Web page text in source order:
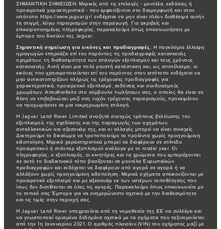
ΣΗΜΑΝΤΙΚΗ ΣΗΜΕΙΩΣΗ: Μερικές από τις επιλογές - μοντέλα, εκδόσεις ή
προαιρετικά χαρακτηριστικά - που εμφανίζονται στο διαμορφωτή και στον
ιστότοπο https://www.jaguar.gr/ ενδέχεται να μην είναι πλέον διαθέσιμα αυτήν
τη στιγμή, λόγω περιορισμών στην παραγωγή. Για ακριβείς και
επικαιροποιημένες πληροφορίες, παρακαλούμε όπως επικοινωνήσετε με
έμπορο του δικτύου της Jaguar.
Σημαντική σημείωση για εικόνες και προδιαγραφές. Η παγκόσμια έλλειψη
ημιαγωγών επηρεάζει επί του παρόντος τις προδιαγραφές κατασκευής
οχημάτων, τη διαθεσιμότητα των επιλογών εξοπλισμού και τους χρόνους
κατασκευής. Αυτή είναι μια πολύ ρευστή κατάσταση και, ως αποτέλεσμα, οι
εικόνες που χρησιμοποιούνται επί του παρόντος στον ιστότοπο ενδέχεται να
μην αντικατοπτρίζουν πλήρως τις τρέχουσες προδιαγραφές για
χαρακτηριστικά, προαιρετικό εξοπλισμό, εκδόσεις και συνδυασμούς
χρωμάτων. Απευθυνθείτε στο σύμβουλο πωλήσεων σας, ο οποίος θα είναι σε
θέση να επιβεβαιώσει μαζί σας τυχόν τρέχοντες περιορισμούς, προκειμένου
να προχωρήσετε σε μια τεκμηριωμένη επιλογή.
Η Jaguar Land Rover Limited αναζητά συνεχώς τρόπους βελτίωσης του
εξοπλισμού, της σχεδίασης και της παραγωγής των οχημάτων,
ανταλλακτικών και αξεσουάρ της, και οι αλλαγές μπορεί να είναι συνεχείς.
Διατηρούμε το δικαίωμα να τροποποιούμε τα προϊόντα χωρίς προηγούμενη
ειδοποίηση. Μερικά χαρακτηριστικά μπορεί να διαφέρουν σε επίπεδο
προαιρετικού ή στάνταρ εξοπλισμού ανάλογα με το model year. Οι
πληροφορίες, ο εξοπλισμός, οι κινητήρες και τα χρώματα που εμπεριέχονται
σε αυτό το διαδικτυακό τόπο βασίζονται σε μοντέλα Ευρωπαϊκών
προδιαγραφών και ενδέχεται να διαφέρουν από αγορά σε αγορά ή να
αλλάξουν χωρίς προηγούμενη ειδοποίηση. Μερικά οχήματα απεικονίζονται με
προαιρετικό εξοπλισμό και με αξεσουάρ εκ των υστέρων τοποθέτησης που
ίσως δεν διατίθενται σε όλες τις αγορές. Παρακαλούμε όπως επικοινωνείτε με
το τοπικό σας Έμπορο για να ενημερώνεστε σχετικά με την διαθεσιμότητα
και τις τιμές στην περιοχή σας.
Η Jaguar Land Rover υποχρεούται από τη νομοθεσία της ΕΕ να συλλέγει και
να γνωστοποιεί ορισμένα δεδομένα σχετικά με τα οχήματα που ταξινομούνται
από την 1η Ιανουαρίου 2021. Ο αριθμός πλαισίου (VIN) του οχήματος μαζί με